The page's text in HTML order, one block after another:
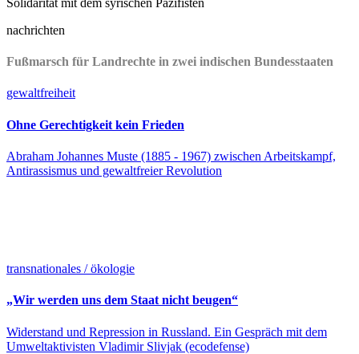
Solidarität mit dem syrischen Pazifisten
nachrichten
Fußmarsch für Landrechte in zwei indischen Bundesstaaten
gewaltfreiheit
Ohne Gerechtigkeit kein Frieden
Abraham Johannes Muste (1885 - 1967) zwischen Arbeitskampf,
Antirassismus und gewaltfreier Revolution
transnationales / ökologie
„Wir werden uns dem Staat nicht beugen“
Widerstand und Repression in Russland. Ein Gespräch mit dem
Umweltaktivisten Vladimir Slivjak (ecodefense)